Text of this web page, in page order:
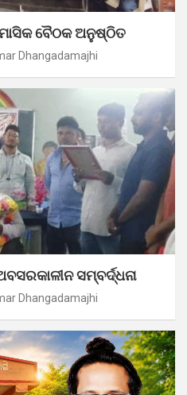
ବୈଠକ ଅନୁଷ୍ଠିତ
Dhangadamajhi
ସମ୍ବର୍ଦ୍ଧନା
Dhangadamajhi